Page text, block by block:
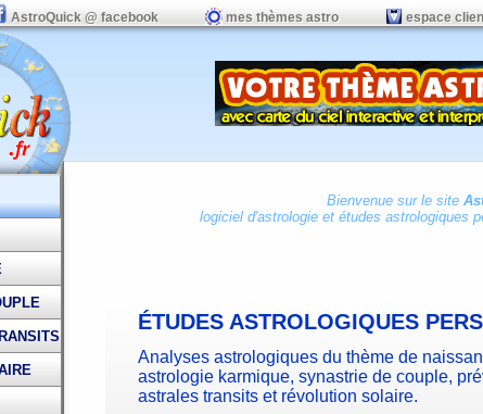
AstroQuick @ facebook mes thèmes astro espace
Bienvenue sur le site
logiciel d'astrologieet études astrologiques
ÉTUDES ASTROLOGIQUES
Analyses astrologiques du thème de
astrologie karmique, synastrie de couple,
astrales transits et révolution solaire.